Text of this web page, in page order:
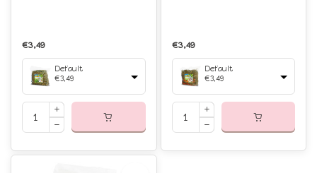
€3,49
Default
€3,49
€3,49
Default
€3,49